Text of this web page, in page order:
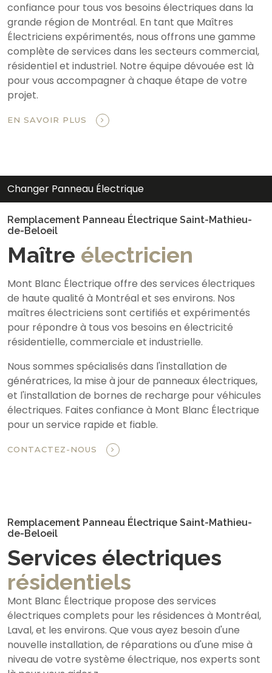
confiance pour tous vos besoins électriques dans la
grande région de Montréal. En tant que Maîtres
Électriciens expérimentés, nous offrons une gamme
complète de services dans les secteurs commercial,
résidentiel et industriel. Notre équipe dévouée est là
pour vous accompagner à chaque étape de votre
projet.
EN SAVOIR PLUS
Panneau Électrique
Remplacement Panneau Électrique Saint-Mathieu-
de-Beloeil
Maître électricien
Mont Blanc Électrique offre des services électriques
de haute qualité à Montréal et ses environs. Nos
maîtres électriciens sont certifiés et expérimentés
pour répondre à tous vos besoins en électricité
résidentielle, commerciale et industrielle.
Nous sommes spécialisés dans l'installation de
génératrices, la mise à jour de panneaux électriques,
et l'installation de bornes de recharge pour véhicules
électriques. Faites confiance à Mont Blanc Électrique
pour un service rapide et fiable.
CONTACTEZ-NOUS
Remplacement Panneau Électrique Saint-Mathieu-
de-Beloeil
Services électriques
résidentiels
Mont Blanc Électrique propose des services
électriques complets pour les résidences à Montréal,
Laval, et les environs. Que vous ayez besoin d'une
nouvelle installation, de réparations ou d'une mise à
niveau de votre système électrique, nos experts sont